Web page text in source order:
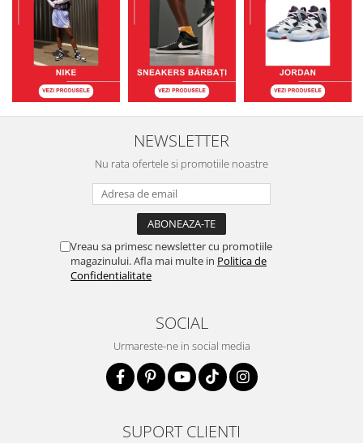
NEWSLETTER
Nu rata ofertele si promotiile noastre
Vreau sa primesc newsletter cu promotiile
magazinului. Afla mai multe in Politica de
Confidentialitate
SOCIAL
Urmareste-ne in social media
SUPORT CLIENTI